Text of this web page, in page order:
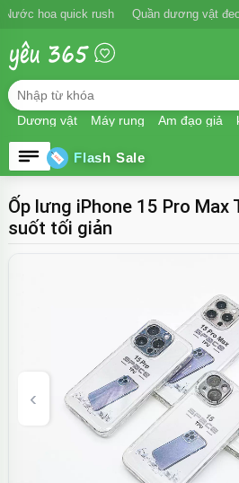
Nước hoa quick rush Quần dương vật
Dương vật Máy rung Âm đạo giả
Flash Sale
Ốp lưng iPhone 15 Pro Max
suốt tối giản